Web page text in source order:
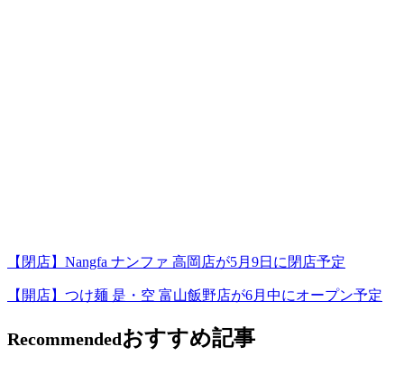
【閉店】Nangfa ナンファ 高岡店が5月9日に閉店予定
【開店】つけ麺 是・空 富山飯野店が6月中にオープン予定
Recommendedおすすめ記事